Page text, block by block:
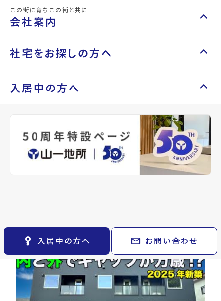
戸建てを探す keyboard_arrow_right
エリアから探す
路線から探す
事業用・投資用を探す keyboard_arrow_right
space_dashboard train
路線から探す
マイホームを考え始めたら keyboard_arrow_right
ご購入の流れ・諸費用 keyboard_arrow_right
山一地所の賃貸管理 keyboard_arrow_right
損害保険・生命保険代理店
空き家サポートサービス keyboard_arrow_right
空き地サポートサービス
買い取りサービス
keyboard_arrow_right
不動産に投資したい
keyboard_arrow_right
建築・リノベーション keyboard_arrow_right
Renotta（リノッタ）
keyboard_arrow_right
この街に育ちこの街と共に
会社案内 keyboard_arrow_up
会社案内 keyboard_arrow_right
会社概要・沿革
keyboard_arrow_right
keyboard_arrow_right
パーパス
keyboard_arrow_right
CM紹介
keyboard_arrow_right
採用情報
社宅をお探しの方へ keyboard_arrow_up
社宅をお探しの方へ keyboard_arrow_right
keyboard_arrow_right
レンタルオフィス
keyboard_arrow_right
貸会議室
keyboard_arrow_right
入居中の方へ keyboard_arrow_up
keyboard_arrow_right
退去される方へ keyboard_arrow_right
※準備中 住まいのしおり（PDF）
key_vertical 入居中の方へ mail お問い合わせ
西線/連坊駅
arrow_forward
おすすめ情報
Recommends
山一地所 チャンネ
arrow_forward
New